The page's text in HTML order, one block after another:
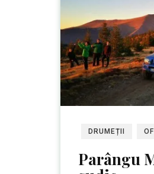
DRUMEȚII
Parângu